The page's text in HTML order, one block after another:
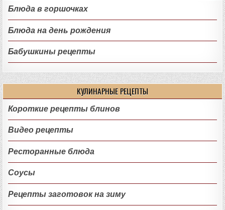
Блюда в горшочках
Блюда на день рождения
Бабушкины рецепты
КУЛИНАРНЫЕ РЕЦЕПТЫ
Короткие рецепты блинов
Видео рецепты
Ресторанные блюда
Соусы
Рецепты заготовок на зиму